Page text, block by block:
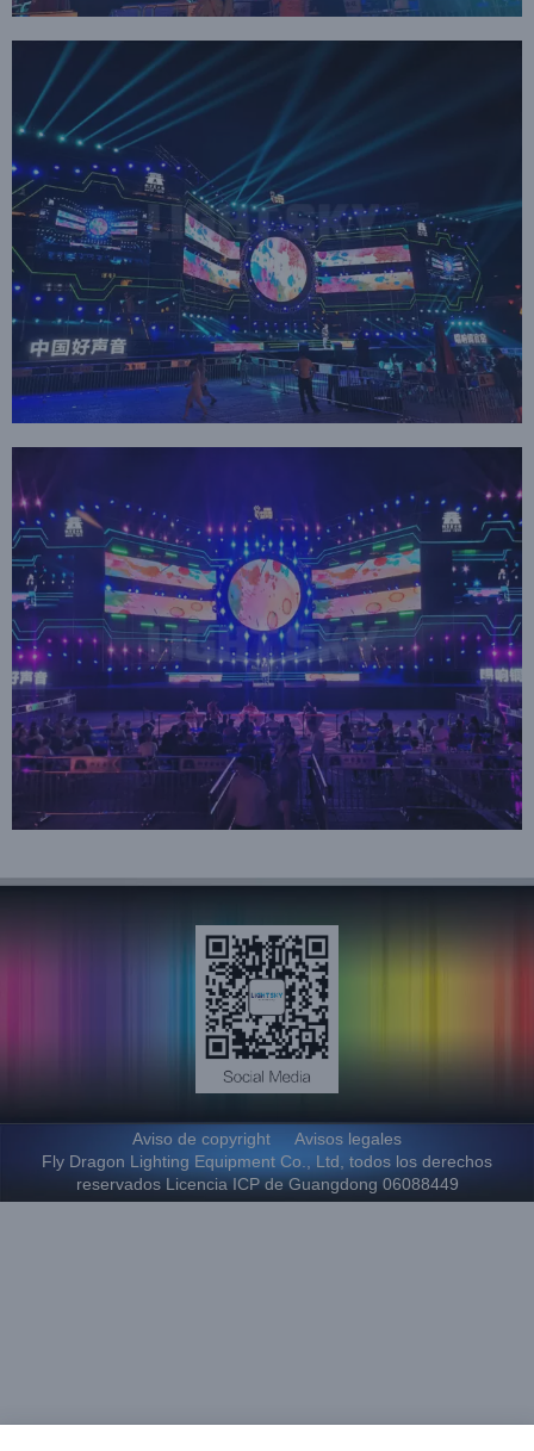
Aviso de copyright
Avisos legales
Fly Dragon Lighting Equipment Co., Ltd, todos los derechos
reservados Licencia ICP de Guangdong 06088449